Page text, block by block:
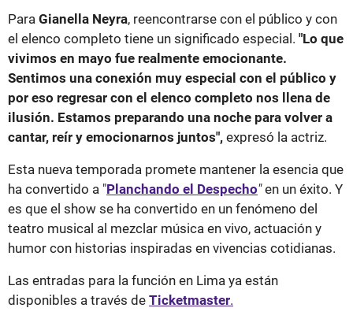
Para Gianella Neyra, reencontrarse con el público y con
el elenco completo tiene un significado especial. "Lo que
vivimos en mayo fue realmente emocionante.
Sentimos una conexión muy especial con el público y
por eso regresar con el elenco completo nos llena de
ilusión. Estamos preparando una noche para volver a
cantar, reír y emocionarnos juntos", expresó la actriz.
Esta nueva temporada promete mantener la esencia que
ha convertido a "Planchando el Despecho"en un éxito. Y
es que el show se ha convertido en un fenómeno del
teatro musical al mezclar música en vivo, actuación y
humor con historias inspiradas en vivencias cotidianas.
Las entradas para la función en Lima ya están
disponibles a través de Ticketmaster.